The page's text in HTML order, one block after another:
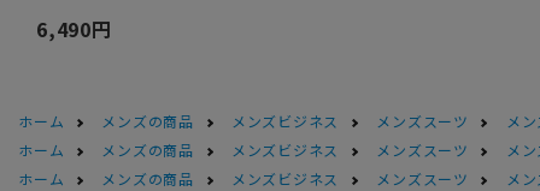
6,490円
ホーム メンズの商品 メンズビジネス メンズスーツ
メ
ホーム
メンズの商品 メンズビジネス メンズスーツ
メ
ホーム
メンズの商品 メンズビジネス メンズスーツ
メ